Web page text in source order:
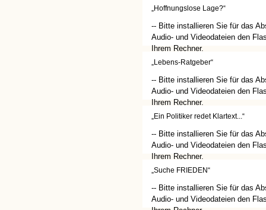
(http://get.adobe.com/de/
„Hoffnungslose Lage?“
-- Bitte installieren Sie für das
Audio- und Videodateien den
Ihrem Rechner.
(http://get.adobe.com/de/
„Lebens-Ratgeber“
-- Bitte installieren Sie für das
Audio- und Videodateien den
Ihrem Rechner.
(http://get.adobe.com/de/
„Ein Politiker redet Klartext...“
-- Bitte installieren Sie für das
Audio- und Videodateien den
Ihrem Rechner.
(http://get.adobe.com/de/
„Suche FRIEDEN“
-- Bitte installieren Sie für das
Audio- und Videodateien den